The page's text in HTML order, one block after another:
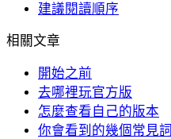
建議閱讀順序
相關文章
開始之前
去哪裡玩官方版
怎麼查看自己的版本
你會看到的幾個常見詞